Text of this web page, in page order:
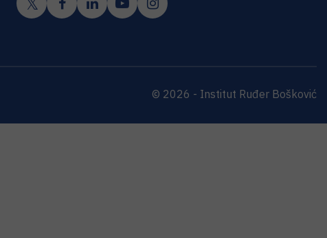
© 2026 - Institut Ruđer Bošković